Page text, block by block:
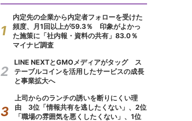
内定先の企業から内定者フォローを受けた
頻度、月1回以上が59.3％ 印象がよかっ
た施策に「社内報・資料の共有」83.0％
マイナビ調査
LINE NEXTとGMOメディアがタッグ ス
テーブルコインを活用したサービスの成長
と事業拡大へ
上司からのランチの誘いを断りにくい理
由 3位「情報共有を逃したくない」、2位
「職場の雰囲気を悪くしたくない」、1位